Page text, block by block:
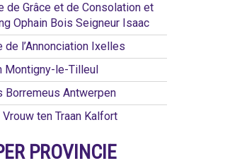
de Grâce et de Consolation et
Ophain Bois Seigneur Isaac
de l’Annonciation Ixelles
Montigny-le-Tilleul
Borremeus Antwerpen
ten Traan Kalfort
PROVINCIE